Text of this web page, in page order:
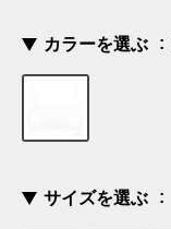
カラーを選ぶ
サイズを選ぶ